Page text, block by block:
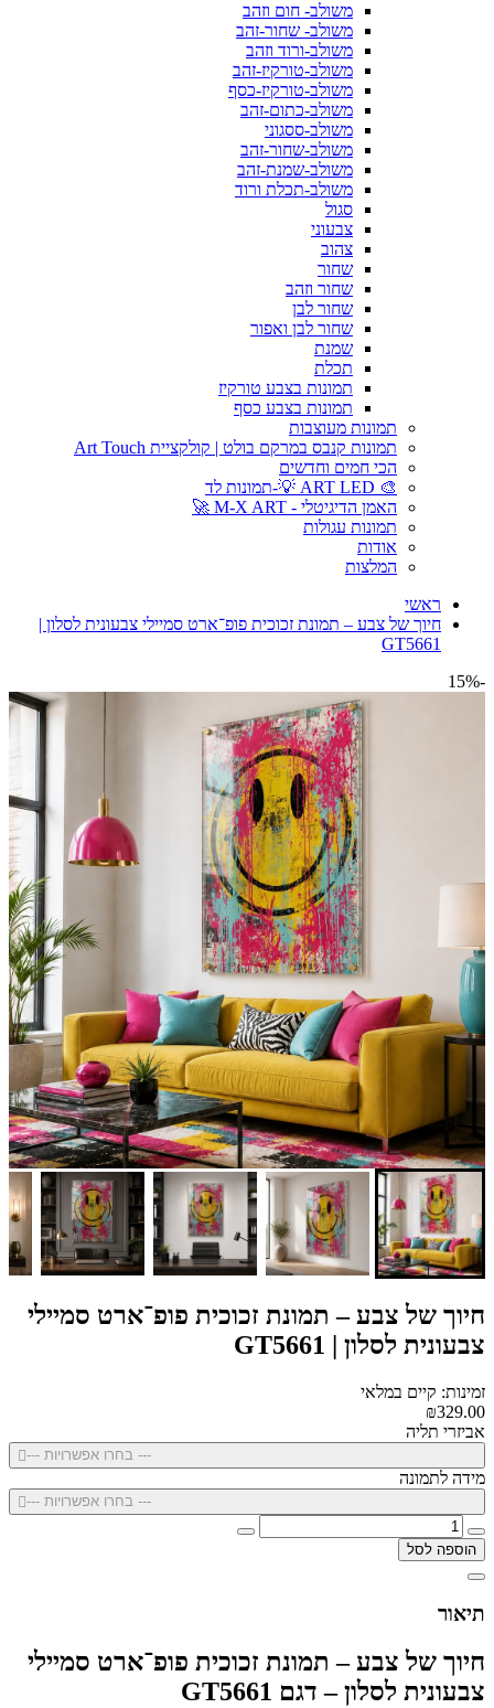
משולב- חום וזהב
משולב- שחור-זהב
משולב-ורוד וזהב
משולב-טורקיז-זהב
משולב-טורקיז-כסף
משולב-כתום-זהב
משולב-ססגוני
משולב-שחור-זהב
משולב-שמנת-זהב
משולב-תכלת ורוד
סגול
צבעוני
צהוב
שחור
שחור וזהב
שחור לבן
שחור לבן ואפור
שמנת
תכלת
תמונות בצבע טורקיז
תמונות בצבע כסף
תמונות מעוצבות
תמונות קנבס במרקם בולט | קולקציית Art Touch
הכי חמים וחדשים
🎨 ART LED 💡-תמונות לד
האמן הדיגיטלי - M-X ART 🚀
תמונות עגולות
אודות
המלצות
ראשי
חיוך של צבע – תמונת זכוכית פופ־ארט סמיילי צבעונית לסלון |
GT5661
-15%
חיוך של צבע – תמונת זכוכית פופ־ארט סמיילי
צבעונית לסלון | GT5661
זמינות: קיים במלאי
₪329.00
אביזרי תליה
--- בחרו אפשרויות ---
מידה לתמונה
--- בחרו אפשרויות ---
הוספה לסל
תיאור
חיוך של צבע – תמונת זכוכית פופ־ארט סמיילי
צבעונית לסלון – דגם GT5661